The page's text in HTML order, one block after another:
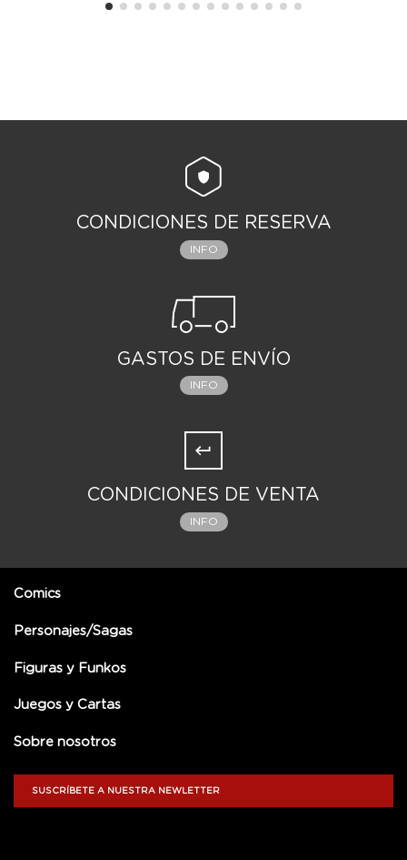
CONDICIONES DE RESERVA
INFO
GASTOS DE ENVÍO
INFO
CONDICIONES DE VENTA
INFO
Comics
Personajes/Sagas
Figuras y Funkos
Juegos y Cartas
Sobre nosotros
SUSCRÍBETE A NUESTRA NEWLETTER